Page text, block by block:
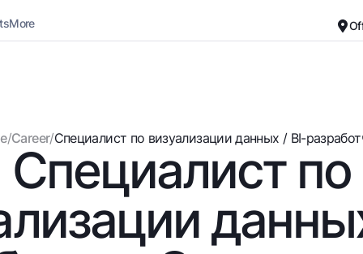
Deposits
Dlya vseh
Demand
Jozibali
Free
Premium
For travelers
More
Black and white version
Enable voice narration
/Career/Специалист по визуализации данных / BI-
Специалист по